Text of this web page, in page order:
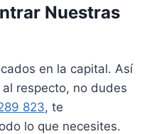
Nuestras
en la capital. Así
respecto, no dudes
823, te
lo que necesites.